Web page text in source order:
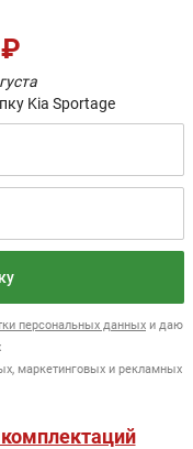
Kia Sportage
персональных данных и даю
маркетинговых и рекламных